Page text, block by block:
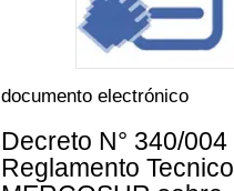
documento electrónico
Decreto N° 340/004
Reglamento Tecnico